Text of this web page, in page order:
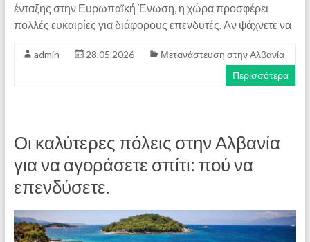
ένταξης στην Ευρωπαϊκή Ένωση, η χώρα προσφέρει
πολλές ευκαιρίες για διάφορους επενδυτές. Αν ψάχνετε να
admin 28.05.2026
Μετανάστευση στην Αλβανία
Περισσότερα
Οι καλύτερες πόλεις στην Αλβανία
για να αγοράσετε σπίτι: πού να
επενδύσετε.